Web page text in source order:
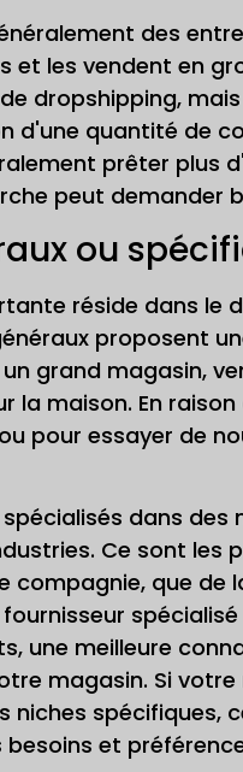
des
et les vendent en
dropshipping,
d'une quantité de
prêter plus
peut demander
ou
réside dans le
proposent
grand magasin,
la maison. En
pour essayer de
dans
Ce sont les
compagnie, que de
une meilleure
magasin. Si
niches spécifiques,
et